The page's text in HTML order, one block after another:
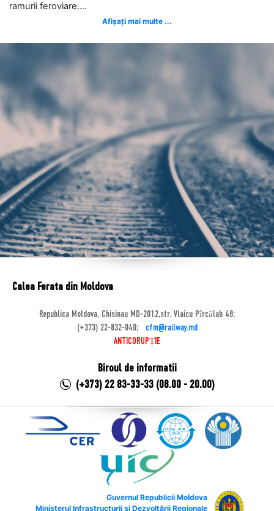
ramurii feroviare....
Afișați mai multe ...
Calea Ferata din Moldova
Republica Moldova, Chisinau MD-2012,str. Vlaicu Pîrcălab 48;
(+373) 22-832-040;
cfm@railway.md
ANTICORUPȚIE
Biroul de informatii
(+373) 22 83-33-33 (08.00 - 20.00)
Guvernul Republicii Moldova
Ministerul Infrastructurii și Dezvoltării Regionale